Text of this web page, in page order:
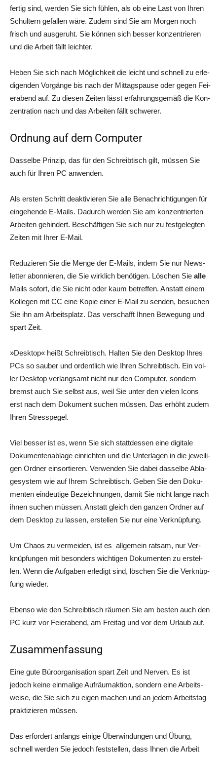
fer­tig sind, wer­den Sie sich füh­len, als ob eine Last von Ihren
Schul­tern gefal­len wäre. Zudem sind Sie am Mor­gen noch
frisch und aus­ge­ruht. Sie kön­nen sich bes­ser kon­zen­trie­ren
und die Arbeit fällt leichter.
Heben Sie sich nach Mög­lich­keit die leicht und schnell zu erle­
di­gen­den Vor­gän­ge bis nach der Mit­tags­pau­se oder gegen Fei­
er­abend auf. Zu die­sen Zei­ten lässt erfah­rungs­ge­mäß die Kon­
zen­tra­ti­on nach und das Arbei­ten fällt schwerer.
Ordnung auf dem Computer
Das­sel­be Prin­zip, das für den Schreib­tisch gilt, müs­sen Sie
auch für Ihren PC anwenden.
Als ers­ten Schritt deak­ti­vie­ren Sie alle Benach­rich­ti­gun­gen für
ein­ge­hen­de E‑Mails. Dadurch wer­den Sie am kon­zen­trier­ten
Arbei­ten gehin­dert. Beschäf­ti­gen Sie sich nur zu fest­ge­leg­ten
Zei­ten mit Ihrer E‑Mail.
Redu­zie­ren Sie die Men­ge der E‑Mails, indem Sie nur News­
let­ter abon­nie­ren, die Sie wirk­lich benö­ti­gen. Löschen Sie alle
Mails sofort, die Sie nicht oder kaum betref­fen. Anstatt einem
Kol­le­gen mit CC eine Kopie einer E‑Mail zu sen­den, besu­chen
Sie ihn am Arbeits­platz. Das ver­schafft Ihnen Bewe­gung und
spart Zeit.
»Desk­top« heißt Schreib­tisch. Hal­ten Sie den Desk­top Ihres
PCs so sau­ber und ordent­lich wie Ihren Schreib­tisch. Ein vol­
ler Desk­top ver­lang­samt nicht nur den Com­pu­ter, son­dern
bremst auch Sie selbst aus, weil Sie unter den vie­len Icons
erst nach dem Doku­ment suchen müs­sen. Das erhöht zudem
Ihren Stresspegel.
Viel bes­ser ist es, wenn Sie sich statt­des­sen eine digi­ta­le
Doku­men­ten­ab­la­ge ein­rich­ten und die Unter­la­gen in die jewei­li­
gen Ord­ner ein­sor­tie­ren. Ver­wen­den Sie dabei das­sel­be Abla­
ge­sys­tem wie auf Ihrem Schreib­tisch. Geben Sie den Doku­
men­ten ein­deu­ti­ge Bezeich­nun­gen, damit Sie nicht lan­ge nach
ihnen suchen müs­sen. Anstatt gleich den gan­zen Ord­ner auf
dem Desk­top zu las­sen, erstel­len Sie nur eine Verknüpfung.
Um Cha­os zu ver­mei­den, ist es all­ge­mein rat­sam, nur Ver­
knüp­fun­gen mit beson­ders wich­ti­gen Doku­men­ten zu erstel­
len. Wenn die Auf­ga­ben erle­digt sind, löschen Sie die Ver­knüp­
fung wieder.
Eben­so wie den Schreib­tisch räu­men Sie am bes­ten auch den
PC kurz vor Fei­er­abend, am Frei­tag und vor dem Urlaub auf.
Zusammenfassung
Eine gute Büro­or­ga­ni­sa­ti­on spart Zeit und Ner­ven. Es ist
jedoch kei­ne ein­ma­li­ge Auf­räum­ak­ti­on, son­dern eine Arbeits­
wei­se, die Sie sich zu eigen machen und an jedem Arbeits­tag
prak­ti­zie­ren müssen.
Das erfor­dert anfangs eini­ge Über­win­dun­gen und Übung,
schnell wer­den Sie jedoch fest­stel­len, dass Ihnen die Arbeit